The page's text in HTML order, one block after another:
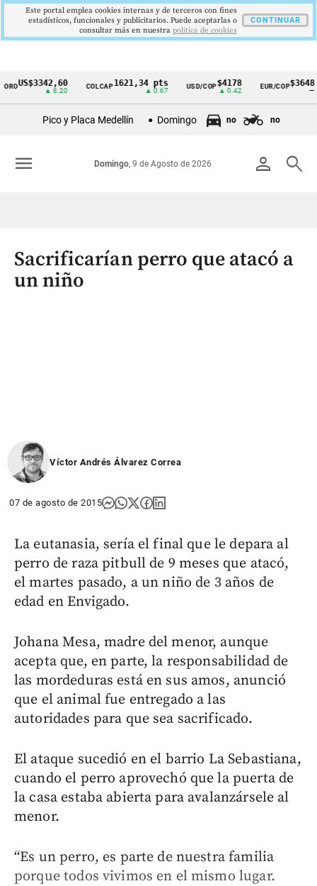
Cintillo
Colombia
US$3342,60
▲ 8.20
COLCAP1621,34 pts
▲ 0.67
USD/COP$4178
▲ 0.42
EUR/COP$3648
Pico y Placa Medellín Domingo no no
person search
Domingo, 9 de Agosto de 2026
menu
Sacrificarían perro que atacó a
un niño
Víctor Andrés Álvarez Correa
07 de agosto de 2015
La eutanasia, sería el final que le depara al
perro de raza pitbull de 9 meses que atacó,
el martes pasado, a un niño de 3 años de
edad en Envigado.
Johana Mesa, madre del menor, aunque
acepta que, en parte, la responsabilidad de
las mordeduras está en sus amos, anunció
que el animal fue entregado a las
autoridades para que sea sacrificado.
El ataque sucedió en el barrio La Sebastiana,
cuando el perro aprovechó que la puerta de
la casa estaba abierta para avalanzársele al
menor.
“Es un perro, es parte de nuestra familia
porque todos vivimos en el mismo lugar.
Este portal emplea cookies internas y de terceros con fines
estadísticos, funcionales y publicitarios. Puede aceptarlas o
consultar más en nuestra politica de cookies
CONTINUAR